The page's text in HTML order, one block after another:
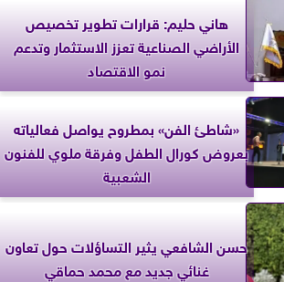
هاني حليم: قرارات تطوير تخصيص
الأراضي الصناعية تعزز الاستثمار وتدعم
نمو الاقتصاد
«شاطئ الفن» بمطروح يواصل فعالياته
بعروض كورال الطفل وفرقة ملوي للفنون
الشعبية
حسن الشافعي يثير التساؤلات حول تعاون
غنائي جديد مع محمد حماقي